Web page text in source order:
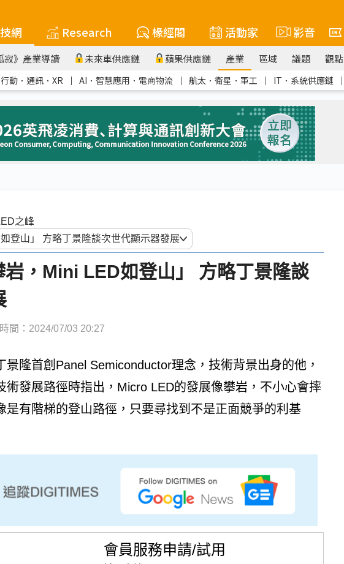
網 Research 椽經閣 活動家 影音
寂》產業導讀 未來車供應鏈 蘋果供應鏈 產業 區域 議題 觀點
行動．通訊．XR ｜ AI．智慧應用．電商物流 ｜ 航太．衛星．軍工 ｜ IT．系統供應鏈 ｜
之峰
岩，Mini LED如登山」 方略丁景隆談
間：2024/07/03 20:27
隆首創Panel Semiconductor理念，技術背景出身的他，
術發展路徑時指出，Micro LED的發展像攀岩，不小心會摔
是有階梯的登山路徑，只要尋找到不是正面競爭的利基
會員服務申請/試用